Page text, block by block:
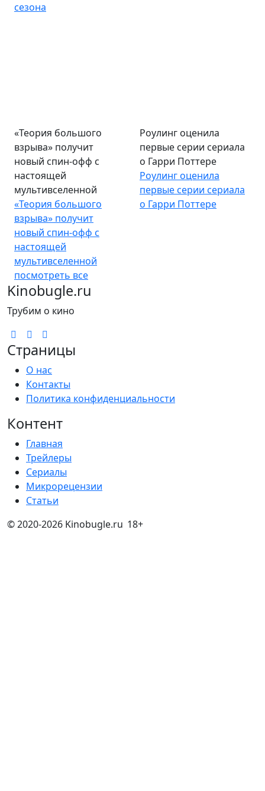
сезона
«Теория большого
взрыва» получит
новый спин-офф с
настоящей
мультивселенной
«Теория большого
взрыва» получит
новый спин-офф с
настоящей
мультивселенной
Роулинг оценила
первые серии сериала
о Гарри Поттере
Роулинг оценила
первые серии сериала
о Гарри Поттере
посмотреть все
Kinobugle.ru
Трубим о кино
Страницы
О нас
Контакты
Политика конфиденциальности
Контент
Главная
Трейлеры
Сериалы
Микрорецензии
Статьи
© 2020-2026 Kinobugle.ru 18+